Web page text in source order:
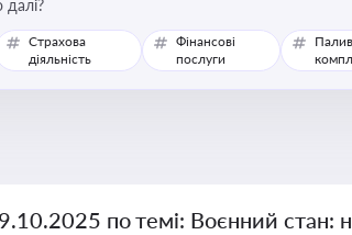
Страхова
діяльність
Фінансові
послуги
по темі: Воєнний стан: